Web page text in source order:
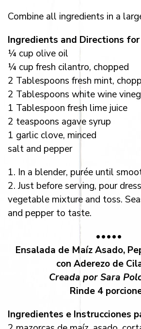
Combine all ingredients in a
Ingredients and Directions
¼ cup olive oil
¼ cup fresh cilantro, chopped
2 Tablespoons fresh mint,
2 Tablespoons white wine
1 Tablespoon fresh lime juice
2 teaspoons agave syrup
1 garlic clove, minced
salt and pepper
1. In a blender, purée until
2. Just before serving, pour
vegetable mixture and toss.
and pepper to taste.
•••••
Ensalada de Maíz Asado,
con Aderezo de
Creada por Sara
Rinde 4
Ingredientes e Instrucciones